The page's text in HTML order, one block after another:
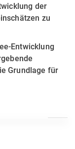
der
zu
Entwicklung
Grundlage für